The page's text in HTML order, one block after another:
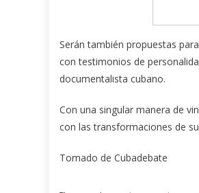
Serán también propuestas
con testimonios de
documentalista cubano.
Con una singular manera de
con las transformaciones de
Tomado de Cubadebate